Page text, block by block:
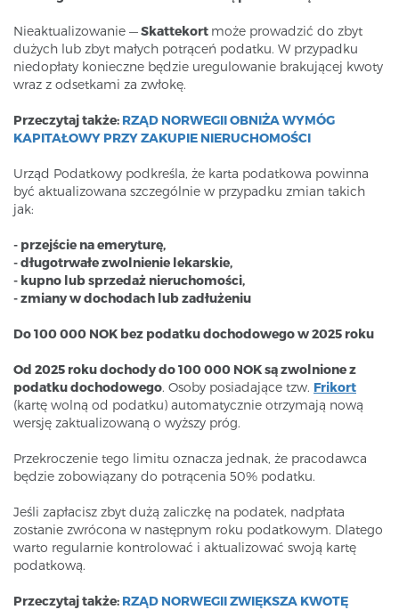
Nieaktualizowanie —Skattekort może prowadzić do zbyt
dużych lub zbyt małych potrąceń podatku. W przypadku
niedopłaty konieczne będzie uregulowanie brakującej kwoty
wraz z odsetkami za zwłokę.
Przeczytaj także: RZĄD NORWEGII OBNIŻA WYMÓG
KAPITAŁOWY PRZY ZAKUPIE NIERUCHOMOŚCI
Urząd Podatkowy podkreśla, że karta podatkowa powinna
być aktualizowana szczególnie w przypadku zmian takich
jak:
- przejście na emeryturę,
- długotrwałe zwolnienie lekarskie,
- kupno lub sprzedaż nieruchomości,
- zmiany w dochodach lub zadłużeniu
Do 100 000 NOK bez podatku dochodowego w 2025 roku
Od 2025 roku dochody do 100 000 NOK są zwolnione z
podatku dochodowego. Osoby posiadające tzw. Frikort
(kartę wolną od podatku) automatycznie otrzymają nową
wersję zaktualizowaną o wyższy próg.
Przekroczenie tego limitu oznacza jednak, że pracodawca
będzie zobowiązany do potrącenia 50% podatku.
Jeśli zapłacisz zbyt dużą zaliczkę na podatek, nadpłata
zostanie zwrócona w następnym roku podatkowym. Dlatego
warto regularnie kontrolować i aktualizować swoją kartę
podatkową.
Przeczytaj także: RZĄD NORWEGII ZWIĘKSZA KWOTĘ